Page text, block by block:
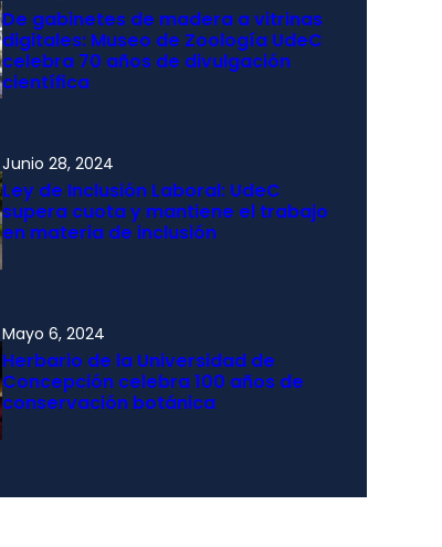
De gabinetes de madera a vitrinas
digitales: Museo de Zoología UdeC
celebra 70 años de divulgación
científica
Junio 28, 2024
Ley de Inclusión Laboral: UdeC
supera cuota y mantiene el trabajo
en materia de inclusión
Mayo 6, 2024
Herbario de la Universidad de
Concepción celebra 100 años de
conservación botánica